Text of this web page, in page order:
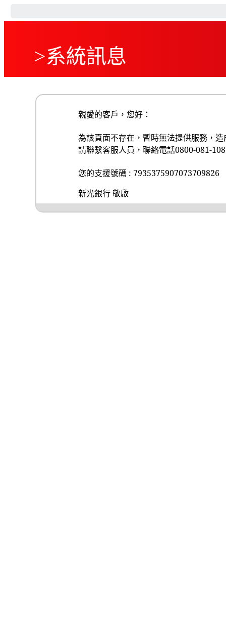
>系統訊息
親愛的客戶，您好：
為該頁面不存在，暫時無法提供服務，
請聯繫客服人員，聯絡電話0800-081-
您的支援號碼 : 7935375907073709826
新光銀行 敬啟